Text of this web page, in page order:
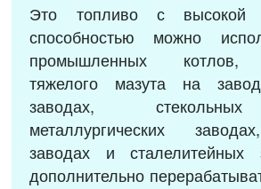
Это топливо с высокой
способностью можно
промышленных котлов,
тяжелого мазута на
заводах,
металлургических
заводах и сталелитейных
дополнительно